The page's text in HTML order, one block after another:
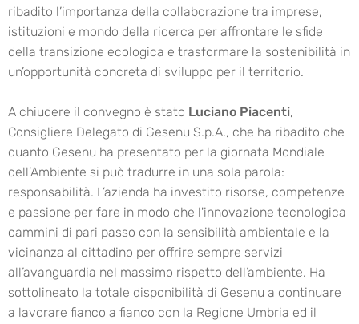
ribadito l’importanza della collaborazione tra imprese,
istituzioni e mondo della ricerca per affrontare le sfide
della transizione ecologica e trasformare la sostenibilità in
un’opportunità concreta di sviluppo per il territorio.
A chiudere il convegno è stato Luciano Piacenti,
Consigliere Delegato di Gesenu S.p.A., che ha ribadito che
quanto Gesenu ha presentato per la giornata Mondiale
dell’Ambiente si può tradurre in una sola parola:
responsabilità. L’azienda ha investito risorse, competenze
e passione per fare in modo che l'innovazione tecnologica
cammini di pari passo con la sensibilità ambientale e la
vicinanza al cittadino per offrire sempre servizi
all’avanguardia nel massimo rispetto dell’ambiente. Ha
sottolineato la totale disponibilità di Gesenu a continuare
a lavorare fianco a fianco con la Regione Umbria ed il